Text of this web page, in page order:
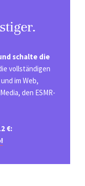
schalte die
vollständigen
im Web,
den ESMR-
€: